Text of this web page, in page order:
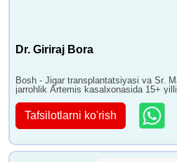
Dr. Giriraj Bora
Bosh - Jigar transplantatsiyasi va Sr.
jarrohlik Artemis kasalxonasida 15+
Tafsilotlarni ko'rish